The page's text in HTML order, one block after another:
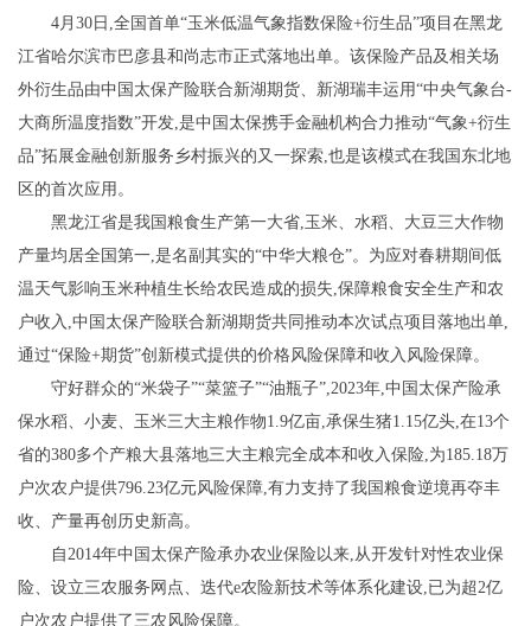
4月30日,全国首单“玉米低温气象指数保险+衍生品”项目在黑龙
江省哈尔滨市巴彦县和尚志市正式落地出单。该保险产品及相关场
外衍生品由中国太保产险联合新湖期货、新湖瑞丰运用“中央气象台-
大商所温度指数”开发,是中国太保携手金融机构合力推动“气象+衍生
品”拓展金融创新服务乡村振兴的又一探索,也是该模式在我国东北地
区的首次应用。
黑龙江省是我国粮食生产第一大省,玉米、水稻、大豆三大作物
产量均居全国第一,是名副其实的“中华大粮仓”。为应对春耕期间低
温天气影响玉米种植生长给农民造成的损失,保障粮食安全生产和农
户收入,中国太保产险联合新湖期货共同推动本次试点项目落地出单,
通过“保险+期货”创新模式提供的价格风险保障和收入风险保障。
守好群众的“米袋子”“菜篮子”“油瓶子”,2023年,中国太保产险承
保水稻、小麦、玉米三大主粮作物1.9亿亩,承保生猪1.15亿头,在13个
省的380多个产粮大县落地三大主粮完全成本和收入保险,为185.18万
户次农户提供796.23亿元风险保障,有力支持了我国粮食逆境再夺丰
收、产量再创历史新高。
自2014年中国太保产险承办农业保险以来,从开发针对性农业保
险、设立三农服务网点、迭代e农险新技术等体系化建设,已为超2亿
户次农户提供了三农风险保障。